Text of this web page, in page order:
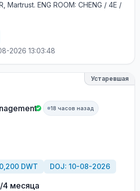
Martrust. ENG ROOM: CHENG / 4E /
2026 13:03:48
Устаревшая
18 часов назад
DWT DOJ: 10-08-2026
4 месяца